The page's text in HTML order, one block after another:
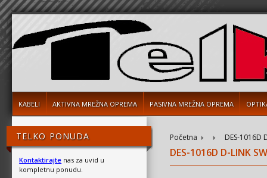
KABELI AKTIVNA MREŽNA OPREMA PASIVNA MREŽNA OPREMA
TELKO PONUDA
Kontaktirajte nas za uvid u
kompletnu ponudu.
Početna DES-1016D
DES-1016D D-LINK